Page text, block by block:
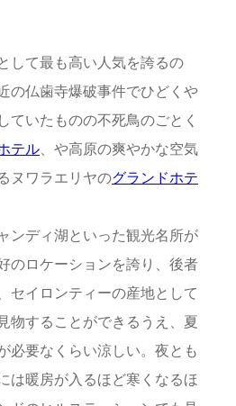
して最も高い人気を誇るの
の仏歯寺爆破事件でひどくや
ていたものの不死鳥のごとく
テル 、や高原の爽やかな空気
ヌワラエリヤのグランドホテ
ンディ湖といった観光名所が
のロケーションを誇り、後者
セイロンティーの産地として
物することができるうえ、夏
必要なくらい涼しい。夜とも
は暖房が入るほど寒くなるほ